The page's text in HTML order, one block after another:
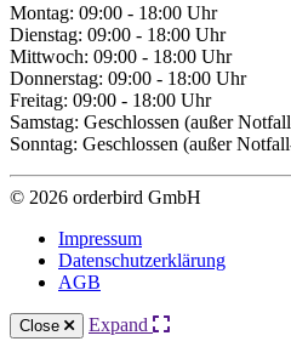
Montag: 09:00 - 18:00 Uhr
Dienstag: 09:00 - 18:00 Uhr
Mittwoch: 09:00 - 18:00 Uhr
Donnerstag: 09:00 - 18:00 Uhr
Freitag: 09:00 - 18:00 Uhr
Samstag: Geschlossen (außer
Sonntag: Geschlossen (außer
© 2026 orderbird GmbH
Impressum
Datenschutzerklärung
AGB
Close Expand